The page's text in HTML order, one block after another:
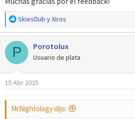
R
e
a
c
c
i
o
n
:
SkiesDub yXiros
P Porotolux
Usuario de plata
15 Abr 2025
MrNightology dijo: